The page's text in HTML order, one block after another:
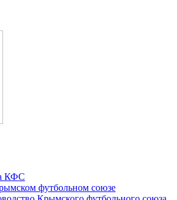
КФС
футбольном союзе